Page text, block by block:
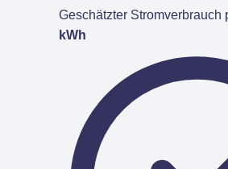
Geschätzter Stromverbrauch
kWh